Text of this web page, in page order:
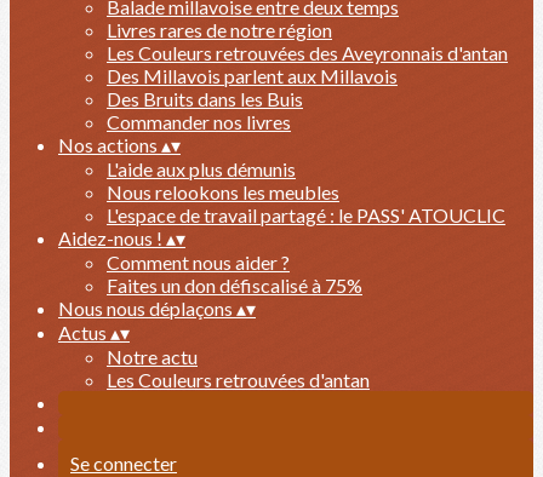
Balade millavoise entre deux temps
Livres rares de notre région
Les Couleurs retrouvées des Aveyronnais d'antan
Des Millavois parlent aux Millavois
Des Bruits dans les Buis
Commander nos livres
Nos actions ▴▾
L'aide aux plus démunis
Nous relookons les meubles
L'espace de travail partagé : le PASS' ATOUCLIC
Aidez-nous ! ▴▾
Comment nous aider ?
Faites un don défiscalisé à 75%
Nous nous déplaçons ▴▾
Actus ▴▾
Notre actu
Les Couleurs retrouvées d'antan
Se connecter